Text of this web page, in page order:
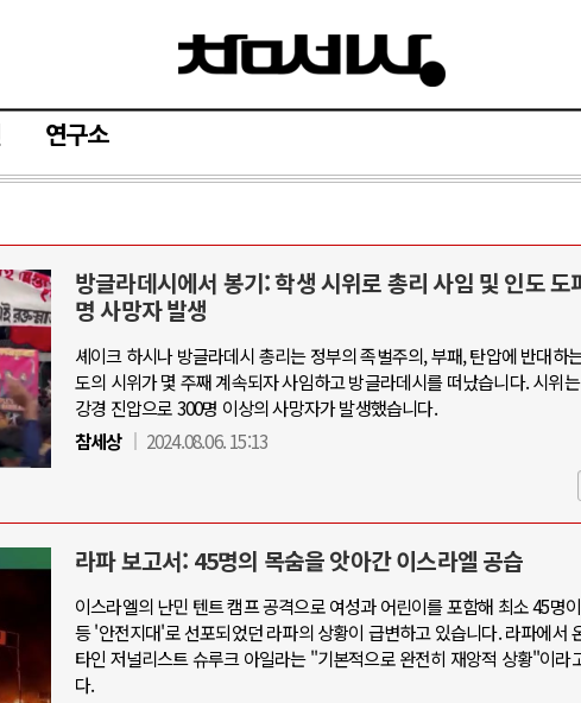
연구소
방글라데시에서 봉기: 학생 시위로 총리 사임 및 인도 도
명 사망자 발생
셰이크 하시나 방글라데시 총리는 정부의 족벌주의, 부패, 탄압에 반대하
도의 시위가 몇 주째 계속되자 사임하고 방글라데시를 떠났습니다. 시위
강경 진압으로 300명 이상의 사망자가 발생했습니다.
참세상
2024.08.06. 15:13
라파 보고서: 45명의 목숨을 앗아간 이스라엘 공습
이스라엘의 난민 텐트 캠프 공격으로 여성과 어린이를 포함해 최소 45명
등 '안전지대'로 선포되었던 라파의 상황이 급변하고 있습니다. 라파에서
타인 저널리스트 슈루크 아일라는 "기본적으로 완전히 재앙적 상황"이라
다.
토큰 시..
진보진영 ..
새로운 글로..
터 확산..
러시아-우크라이나 전쟁
전쟁의 추상화: 우크라이나, 대리전의 역..
EU·우크라이나 드론 협력 직후, 러시아..
나토, 우크라 군사지원 2027년까지 공..